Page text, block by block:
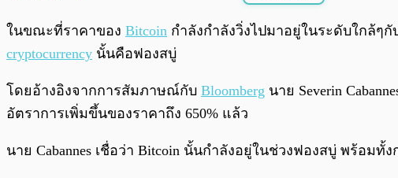
พร้อมเล่น
ในขณะที่ราคาของ Bitcoin กำลังกำลังวิ่งไปมาอยู่ในระดับใกล้ๆกั
cryptocurrency นั้นคือฟองสบู่
โดยอ้างอิงจากการสัมภาษณ์กับ Bloomberg นาย Severin
อัตราการเพิ่มขึ้นของราคาถึง 650% แล้ว
นาย Cabannes เชื่อว่า Bitcoin นั้นกำลังอยู่ในช่วงฟองสบู่ พร้อม